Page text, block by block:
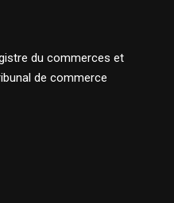
du commerces et
de commerce